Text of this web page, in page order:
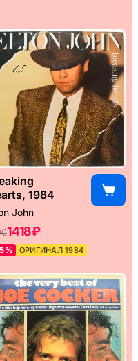
1984
John
1418 ₽
ОРИГИНАЛ 1984